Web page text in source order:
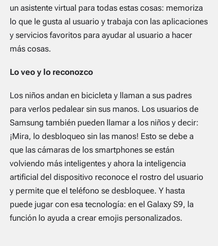
un asistente virtual para todas estas cosas: memoriza
lo que le gusta al usuario y trabaja con las aplicaciones
y servicios favoritos para ayudar al usuario a hacer
más cosas.
Lo veo y lo reconozco
Los niños andan en bicicleta y llaman a sus padres
para verlos pedalear sin sus manos. Los usuarios de
Samsung también pueden llamar a los niños y decir:
¡Mira, lo desbloqueo sin las manos! Esto se debe a
que las cámaras de los smartphones se están
volviendo más inteligentes y ahora la inteligencia
artificial del dispositivo reconoce el rostro del usuario
y permite que el teléfono se desbloquee. Y hasta
puede jugar con esa tecnología: en el Galaxy S9, la
función lo ayuda a crear emojis personalizados.